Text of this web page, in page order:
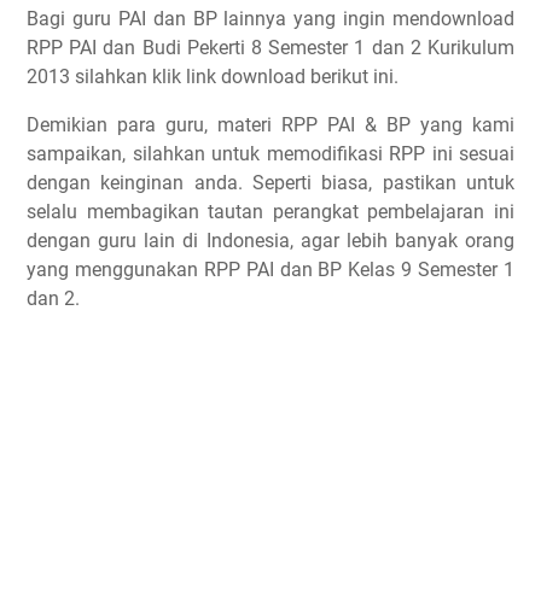
Bagi guru PAI dan BP lainnya yang ingin mendownload
RPP PAI dan Budi Pekerti 8 Semester 1 dan 2 Kurikulum
2013 silahkan klik link download berikut ini.
Demikian para guru, materi RPP PAI & BP yang kami
sampaikan, silahkan untuk memodifikasi RPP ini sesuai
dengan keinginan anda. Seperti biasa, pastikan untuk
selalu membagikan tautan perangkat pembelajaran ini
dengan guru lain di Indonesia, agar lebih banyak orang
yang menggunakan RPP PAI dan BP Kelas 9 Semester 1
dan 2.